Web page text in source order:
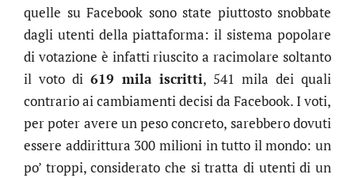
quelle su Facebook sono state piuttosto snobbate
dagli utenti della piattaforma: il sistema popolare
di votazione è infatti riuscito a racimolare soltanto
il voto di 619 mila iscritti, 541 mila dei quali
contrario ai cambiamenti decisi da Facebook. I voti,
per poter avere un peso concreto, sarebbero dovuti
essere addirittura 300 milioni in tutto il mondo: un
po’ troppi, considerato che si tratta di utenti di un